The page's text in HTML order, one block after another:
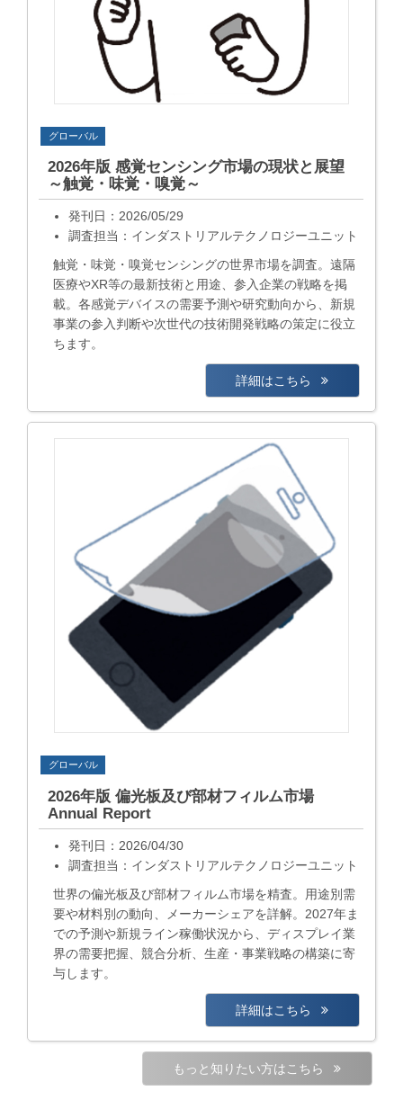
グローバル
2026年版 感覚センシング市場の現状と展望
～触覚・味覚・嗅覚～
発刊日：2026/05/29
調査担当：インダストリアルテクノロジーユニット
触覚・味覚・嗅覚センシングの世界市場を調査。遠隔
医療やXR等の最新技術と用途、参入企業の戦略を掲
載。各感覚デバイスの需要予測や研究動向から、新規
事業の参入判断や次世代の技術開発戦略の策定に役立
ちます。
詳細はこちら
グローバル
2026年版 偏光板及び部材フィルム市場
Annual Report
発刊日：2026/04/30
調査担当：インダストリアルテクノロジーユニット
世界の偏光板及び部材フィルム市場を精査。用途別需
要や材料別の動向、メーカーシェアを詳解。2027年ま
での予測や新規ライン稼働状況から、ディスプレイ業
界の需要把握、競合分析、生産・事業戦略の構築に寄
与します。
詳細はこちら
もっと知りたい方はこちら